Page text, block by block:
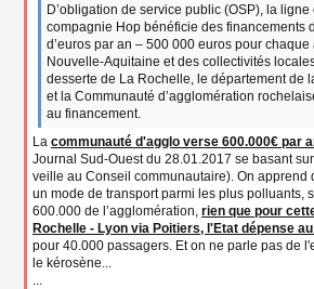
D’obligation de service public (OSP), la
compagnie Hop bénéficie des financements
d’euros par an – 500 000 euros pour
Nouvelle-Aquitaine et des collectivités
desserte de La Rochelle, le département de
et la Communauté d’agglomération
au financement.
La communauté d'agglo verse 600.000€ par
Journal Sud-Ouest du 28.01.2017 se basant
veille au Conseil communautaire). On apprend
un mode de transport parmi les plus polluants,
600.000 de l’agglomération, rien que pour
Rochelle - Lyon via Poitiers, l'Etat dépense
pour 40.000 passagers. Et on ne parle pas de
le kérosène...
...